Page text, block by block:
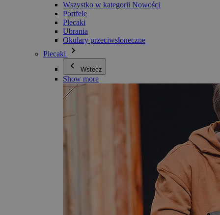
Wszystko w kategorii Nowości
Portfele
Plecaki
Ubrania
Okulary przeciwsłoneczne
Plecaki
Wstecz
Show more